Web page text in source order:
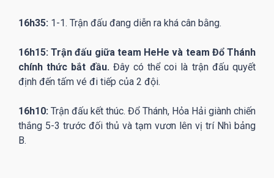
16h35: 1-1. Trận đấu đang diễn ra khá cân bằng.
16h15: Trận đấu giữa team HeHe và team Đổ Thánh
chính thức bắt đầu. Đây có thể coi là trận đấu quyết
định đến tấm vé đi tiếp của 2 đội.
16h10: Trận đấu kết thúc. Đổ Thánh, Hỏa Hải giành chiến
thắng 5-3 trước đối thủ và tạm vươn lên vị trí Nhì bảng
B.